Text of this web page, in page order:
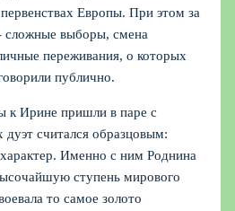
Европы. При этом за
выборы, смена
переживания, о которых
публично.
к Ирине пришли в паре с
считался образцовым:
Именно с ним Роднина
ступень мирового
то самое золото